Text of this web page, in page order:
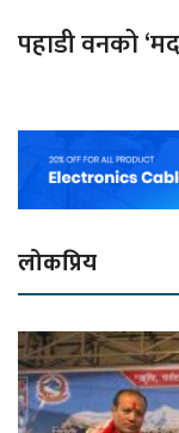
पहाडी वनको
लोकप्रिय